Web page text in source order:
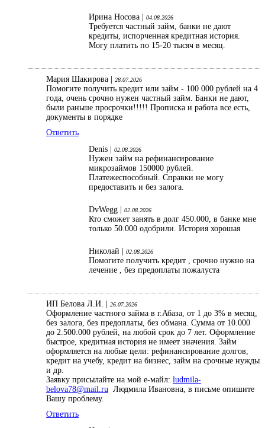
Ирина Носова | 04.08.2026
Требуется частный займ, банки не дают
кредиты, испорченная кредитная история.
Могу платить по 15-20 тысяч в месяц.
Мария Шакирова | 28.07.2026
Помогите получить кредит или займ - 100 000 рублей на 4
года, очень срочно нужен частный займ. Банки не дают,
были раньше просрочки!!!!! Прописка и работа все есть,
документы в порядке
Ответить
Denis |
02.08.2026
Нужен займ на рефинансирование
микрозаймов 150000 рублей.
Платежеспособный. Справки не могу
предоставить и без залога.
DvWegg | 02.08.2026
Кто сможет занять в долг 450.000, в банке мне
только 50.000 одобрили. История хорошая
Николай | 02.08.2026
Помогите получить кредит , срочно нужно на
лечение , без предоплаты пожалуста
ИП Белова Л.И. | 26.07.2026
Оформление частного займа в г.Абаза, от 1 до 3% в месяц,
без залога, без предоплаты, без обмана. Сумма от 10.000
до 2.500.000 рублей, на любой срок до 7 лет. Оформление
быстрое, кредитная история не имеет значения. Займ
оформляется на любые цели: рефинансирование долгов,
кредит на учебу, кредит на бизнес, займ на срочные нужды
и др.
Заявку присылайте на мой е-майл: ludmila-
belova78@mail.ru Людмила Ивановна, в письме опишите
Вашу проблему.
Ответить